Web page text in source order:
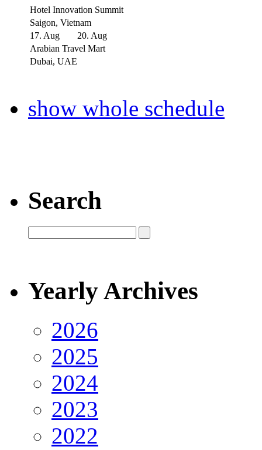
Hotel Innovation Summit
Saigon, Vietnam
17. Aug
20. Aug
Arabian Travel Mart
Dubai, UAE
show whole schedule
Search
Yearly Archives
2026
2025
2024
2023
2022